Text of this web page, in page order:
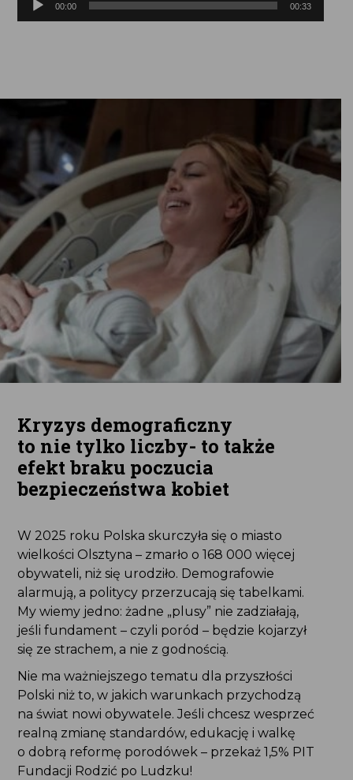
dźwiękowych
00:00 00:33
Kryzys demograficzny
to nie tylko liczby- to także
efekt braku poczucia
bezpieczeństwa kobiet
W 2025 roku Polska skurczyła się o miasto
wielkości Olsztyna – zmarło o 168 000 więcej
obywateli, niż się urodziło. Demografowie
alarmują, a politycy przerzucają się tabelkami.
My wiemy jedno: żadne „plusy” nie zadziałają,
jeśli fundament – czyli poród – będzie kojarzył
się ze strachem, a nie z godnością.
Nie ma ważniejszego tematu dla przyszłości
Polski niż to, w jakich warunkach przychodzą
na świat nowi obywatele. Jeśli chcesz wesprzeć
realną zmianę standardów, edukację i walkę
o dobrą reformę porodówek – przekaż 1,5% PIT
Fundacji Rodzić po Ludzku!